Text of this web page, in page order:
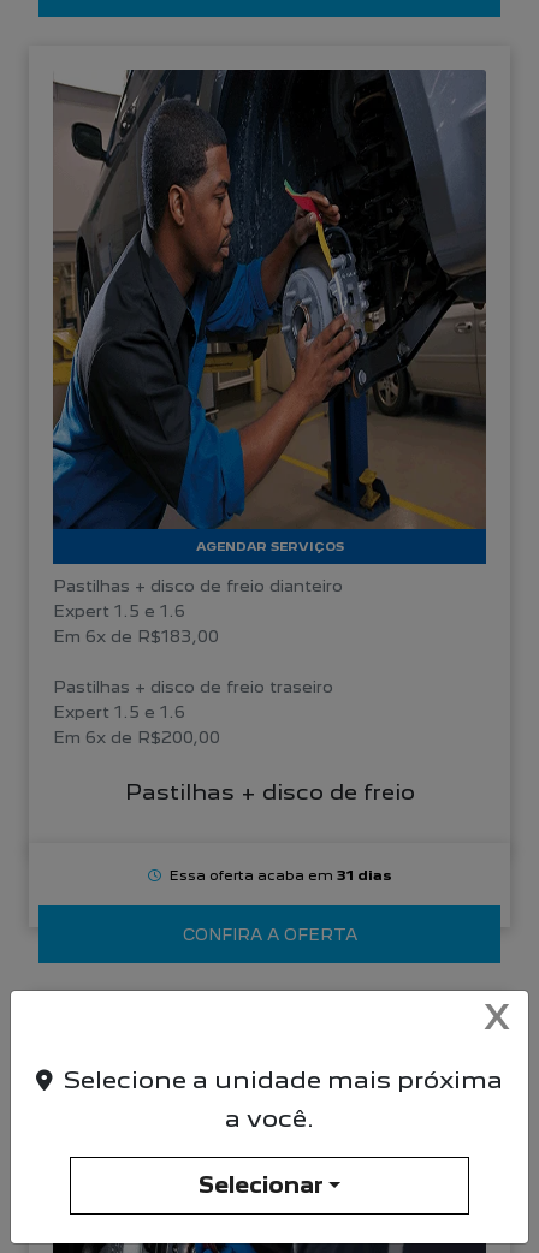
Pastilhas + disco de freio
AGENDAR SERVIÇOS
Pastilhas + disco de freio dianteiro
Expert 1.5 e 1.6
Em 6x de R$183,00
Pastilhas + disco de freio traseiro
Expert 1.5 e 1.6
Em 6x de R$200,00
Essa oferta acaba em 31 dias
CONFIRA A OFERTA
X
Selecione a unidade mais próxima
a você.
Selecionar